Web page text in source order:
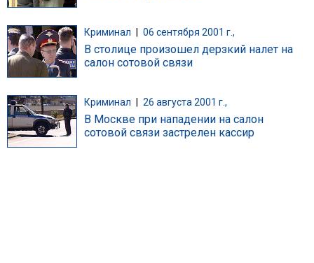
Криминал 06 сентября 2001 г.,
В столице произошел дерзкий налет на
салон сотовой связи
Криминал 26 августа 2001 г.,
В Москве при нападении на салон
сотовой связи застрелен кассир